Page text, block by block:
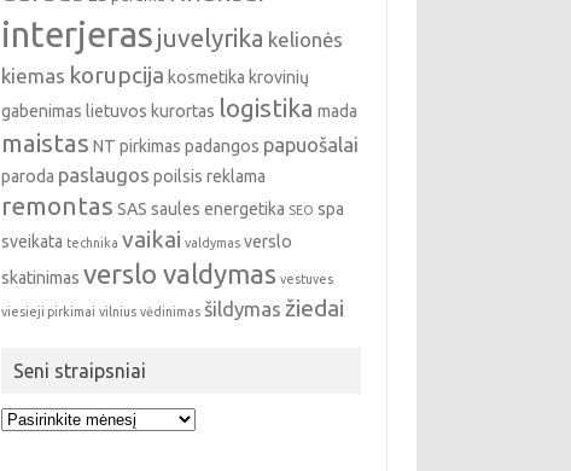
interjeras juvelyrika kelionės
kiemas korupcija kosmetika krovinių
gabenimas lietuvos kurortas logistika mada
maistas NT pirkimas padangos papuošalai
paroda paslaugos poilsis reklama
remontas SAS saules energetika SEO spa
sveikata technika vaikai valdymas verslo
skatinimas verslo valdymas vestuves
viesieji pirkimai vilnius vėdinimas šildymas žiedai
Seni straipsniai
Seni